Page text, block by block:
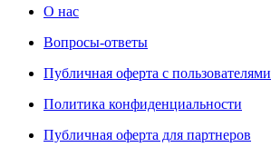
О нас
Вопросы-ответы
Публичная оферта с пользователями
Политика конфиденциальности
Публичная оферта для партнеров